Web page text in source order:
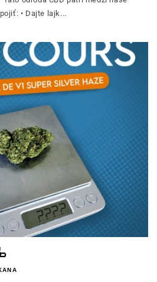
• Dajte lajk...